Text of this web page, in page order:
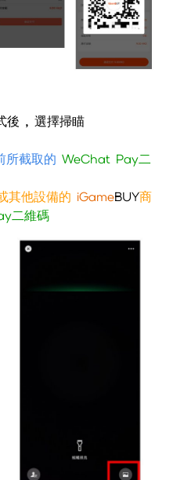
後 , 選擇掃瞄
所截取的WeChat Pay二
其他設備的 iGameBUY商
二維碼